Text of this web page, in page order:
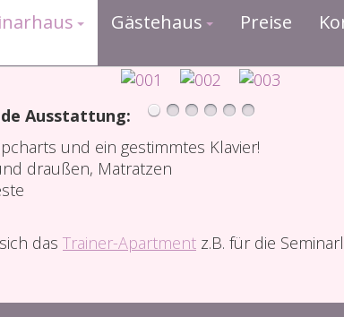
Gästehaus Preise
Ausstattung:
und ein gestimmtes Klavier!
draußen, Matratzen
das Trainer-Apartment z.B. für die